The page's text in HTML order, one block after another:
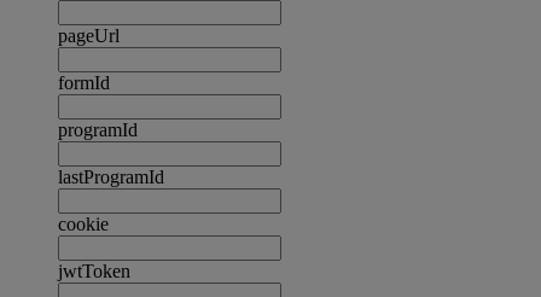
pageUrl
formId
programId
lastProgramId
cookie
jwtToken